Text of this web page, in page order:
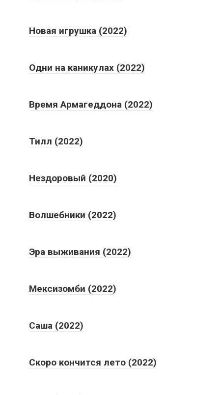
Новая игрушка (2022)
Одни на каникулах (2022)
Время Армагеддона (2022)
Тилл (2022)
Нездоровый (2020)
Волшебники (2022)
Эра выживания (2022)
Мексизомби (2022)
Саша (2022)
Скоро кончится лето (2022)